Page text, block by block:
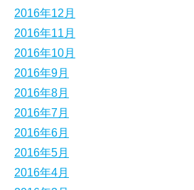
2016年12月
2016年11月
2016年10月
2016年9月
2016年8月
2016年7月
2016年6月
2016年5月
2016年4月